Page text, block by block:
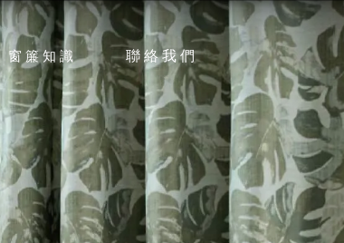
窗簾知識
ARTICLE
聯絡我們
CONTACT